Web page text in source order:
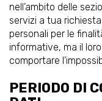
nell’ambito delle
servizi a tua
personali per le
informative, ma il
comportare
PERIODO DI